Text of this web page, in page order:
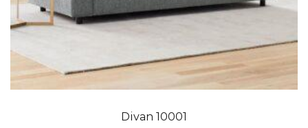
Divan 10001